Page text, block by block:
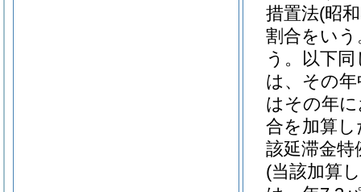
措置法(昭
割合をいう
う。以下同
は、その
はその年
合を加算
該延滞金
(当該加算